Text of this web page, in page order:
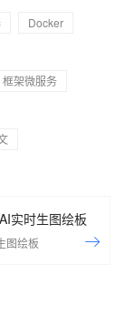
Docker
框架微服务
实时生图绘板
图绘板